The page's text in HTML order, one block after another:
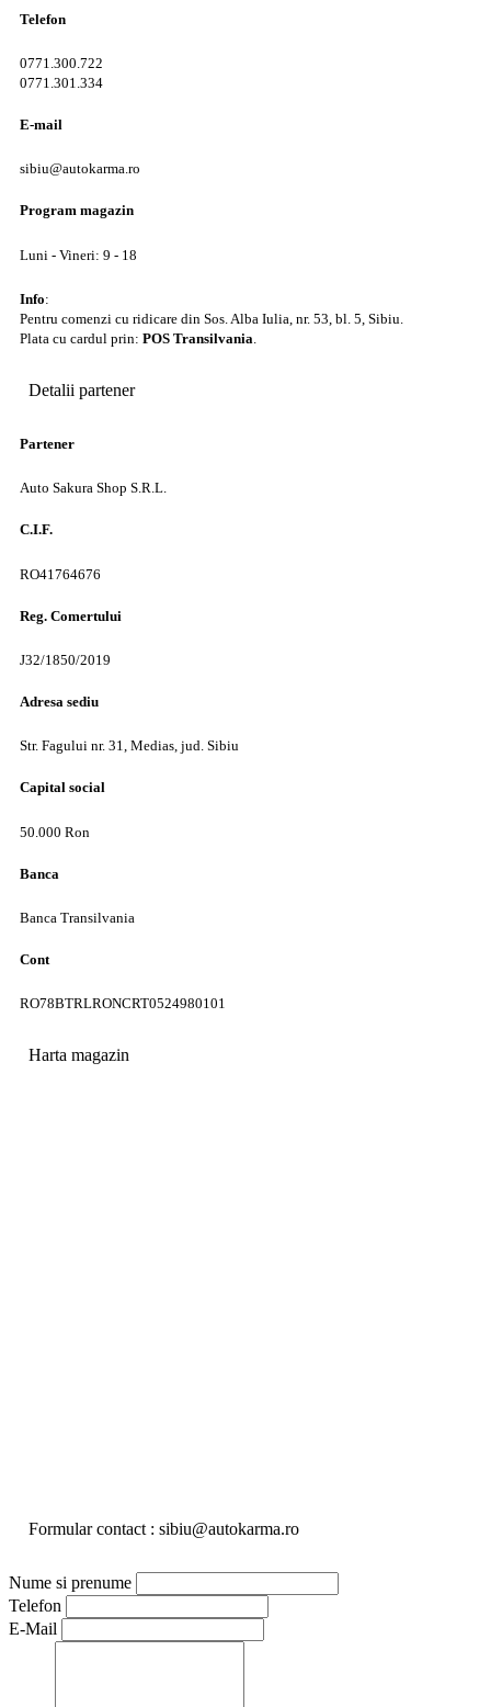
Telefon
0771.300.722
0771.301.334
E-mail
sibiu@autokarma.ro
Program magazin
Luni - Vineri: 9 - 18
Info:
Pentru comenzi cu ridicare din Sos. Alba Iulia, nr. 53, bl. 5, Sibiu.
Plata cu cardul prin: POS Transilvania
Detalii partener
Partener
Auto Sakura Shop S.R.L.
C.I.F.
RO41764676
Reg. Comertului
J32/1850/2019
Adresa sediu
Str. Fagului nr. 31, Medias, jud. Sibiu
Capital social
50.000 Ron
Banca
Banca Transilvania
Cont
RO78BTRLRONCRT0524980101
Harta magazin
Formular contact : sibiu@autokarma.ro
Nume si prenume
Telefon
E-Mail